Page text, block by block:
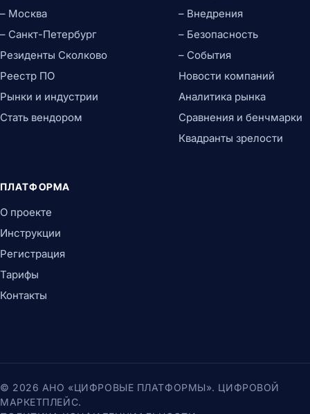
– Москва
– Санкт-Петербург
Резиденты Сколково
Реестр ПО
Рынки и индустрии
Стать вендором
– Внедрения
– Безопасность
– События
Новости компаний
Аналитика рынка
Сравнения и бенчмарки
Квадранты зрелости
ПЛАТФОРМА
О проекте
Инструкции
Регистрация
Тарифы
Контакты
© 2026 АНО «ЦИФРОВЫЕ ПЛАТФОРМЫ». ЦИФРОВОЙ
МАРКЕТПЛЕЙС.